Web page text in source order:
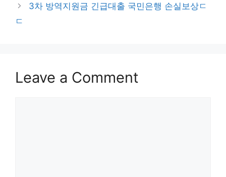
3차 방역지원금 긴급대출 국민은행 손실보상ㄷ
ㄷ
Leave a Comment